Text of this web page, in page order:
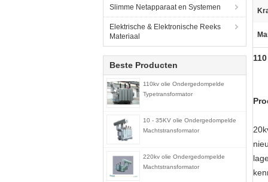
Slimme Netapparaat en Systemen
Elektrische & Elektronische Reeks
Materiaal
Beste Producten
110kv olie Ondergedompelde
Typetransformator
10 - 35KV olie Ondergedompelde
Machtstransformator
220kv olie Ondergedompelde
Machtstransformator